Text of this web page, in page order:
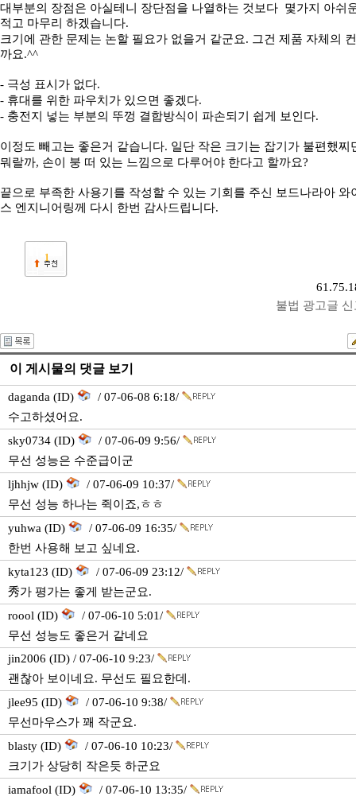
대부분의 장점은 아실테니 장단점을 나열하는 것보다 몇가지 아쉬
적고 마무리 하겠습니다.
크기에 관한 문제는 논할 필요가 없을거 같군요. 그건 제품 자체의
까요.^^
- 극성 표시가 없다.
- 휴대를 위한 파우치가 있으면 좋겠다.
- 충전지 넣는 부분의 뚜껑 결합방식이 파손되기 쉽게 보인다.
이정도 빼고는 좋은거 같습니다. 일단 작은 크기는 잡기가 불편했찌
뭐랄까, 손이 붕 떠 있는 느낌으로 다루어야 한다고 할까요?
끝으로 부족한 사용기를 작성할 수 있는 기회를 주신 보드나라아 와
스 엔지니어링께 다시 한번 감사드립니다.
1
불법 광고글
이 게시물의 댓글 보기
daganda (ID)
/ 07-06-08 6:18/
수고하셨어요.
sky0734 (ID)
/ 07-06-09 9:56/
무선 성능은 수준급이군
ljhhjw (ID)
/ 07-06-09 10:37/
무선 성능 하나는 쥑이죠,ㅎㅎ
yuhwa (ID)
/ 07-06-09 16:35/
한번 사용해 보고 싶네요.
kyta123 (ID)
/ 07-06-09 23:12/
秀가 평가는 좋게 받는군요.
roool (ID)
/ 07-06-10 5:01/
무선 성능도 좋은거 같네요
jin2006 (ID) / 07-06-10 9:23/
괜찮아 보이네요. 무선도 필요한데.
jlee95 (ID)
/ 07-06-10 9:38/
무선마우스가 꽤 작군요.
blasty (ID)
/ 07-06-10 10:23/
크기가 상당히 작은듯 하군요
iamafool (ID)
/ 07-06-10 13:35/